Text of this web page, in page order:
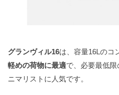
グランヴィル16は、容量16Lのコ
軽めの荷物に最適で、必要最低限
ニマリストに人気です。